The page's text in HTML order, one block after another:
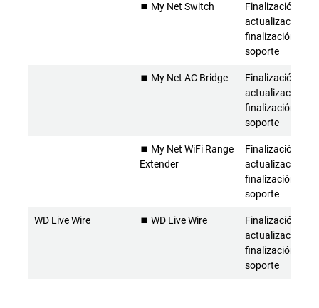
⏹️ My Net Switch
Finalización de
actualizaciones
finalización del
soporte
⏹️ My Net AC Bridge
Finalización de
actualizaciones
finalización del
soporte
⏹️ My Net WiFi Range
Extender
Finalización de
actualizaciones
finalización del
soporte
WD Live Wire ⏹️ WD Live Wire
Finalización de
actualizaciones
finalización del
soporte